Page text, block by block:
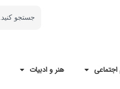
اجتماعی هنر و ادبیات